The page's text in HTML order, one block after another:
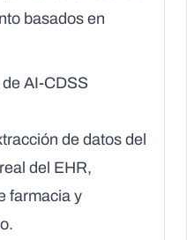
basados en
AI-CDSS
de datos del
del EHR,
farmacia y